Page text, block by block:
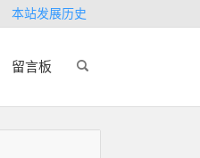
本站发展历史
留言板